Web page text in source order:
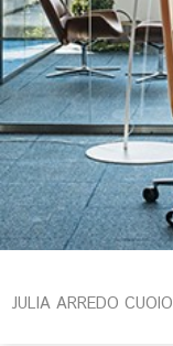
JULIA ARREDO CUOIO